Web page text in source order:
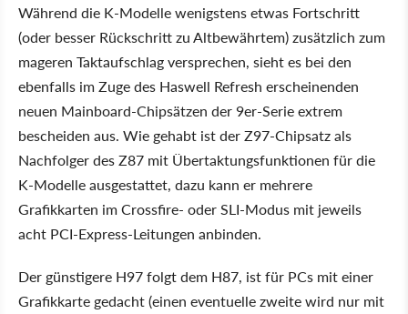
Während die K-Modelle wenigstens etwas Fortschritt
(oder besser Rückschritt zu Altbewährtem) zusätzlich zum
mageren Taktaufschlag versprechen, sieht es bei den
ebenfalls im Zuge des Haswell Refresh erscheinenden
neuen Mainboard-Chipsätzen der 9er-Serie extrem
bescheiden aus. Wie gehabt ist der Z97-Chipsatz als
Nachfolger des Z87 mit Übertaktungsfunktionen für die
K-Modelle ausgestattet, dazu kann er mehrere
Grafikkarten im Crossfire- oder SLI-Modus mit jeweils
acht PCI-Express-Leitungen anbinden.
Der günstigere H97 folgt dem H87, ist für PCs mit einer
Grafikkarte gedacht (einen eventuelle zweite wird nur mit